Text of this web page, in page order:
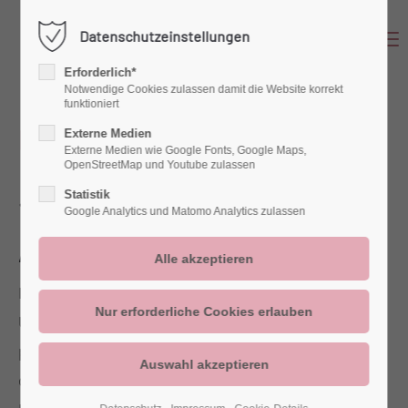
Login
Benutzername
Anmelden
|Lost your password?
DATENSCHUTZERKLÄRUNG
1. Datenschutz auf einen Blick
Allgemeine Hinweise
Die folgenden Hinweise geben einen einfachen
Überblick darüber, was mit Ihren
personenbezogenen Daten passiert, wenn Sie
diese Website besuchen. Personenbezogene
Datenschutzeinstellungen
Erforderlich*
Notwendige Cookies zulassen damit die Website korrekt
funktioniert
Externe Medien
Externe Medien wie Google Fonts, Google Maps,
OpenStreetMap und Youtube zulassen
Statistik
Google Analytics und Matomo Analytics zulassen